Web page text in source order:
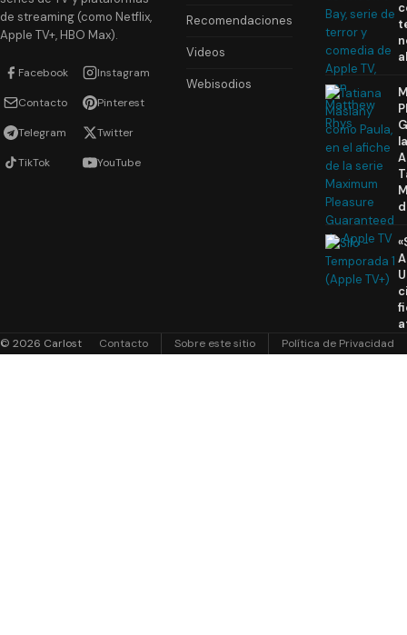
de streaming (como Netflix,
Apple TV+, HBO Max).
Facebook Instagram
Contacto Pinterest
Telegram Twitter
TikTok YouTube
Recomendaciones
Videos
Webisodios
© 2026 Carlost Contacto Sobre este sitio Política de Privacidad